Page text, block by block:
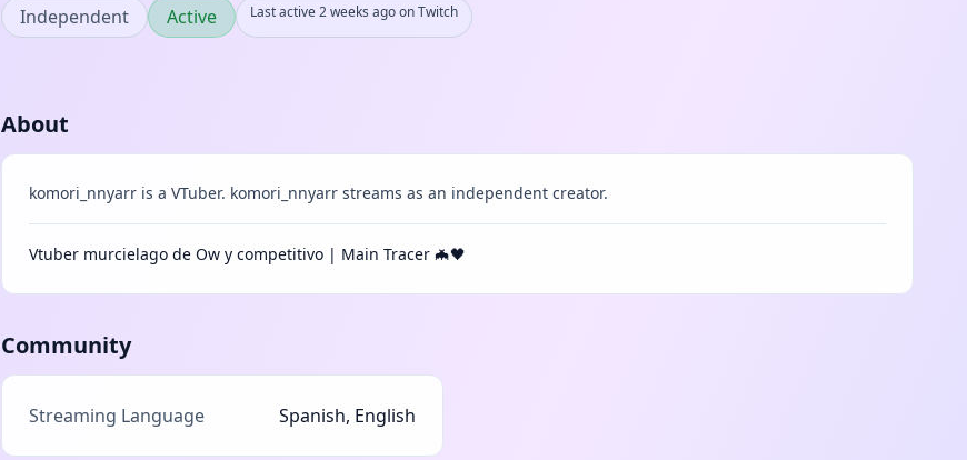
Independent Active Last active 2 weeks ago on Twitch
About
komori_nnyarr is a VTuber. komori_nnyarr streams as an independent creator.
Vtuber murcielago de Ow y competitivo | Main Tracer 🦇🖤
Community
Streaming Language Spanish, English